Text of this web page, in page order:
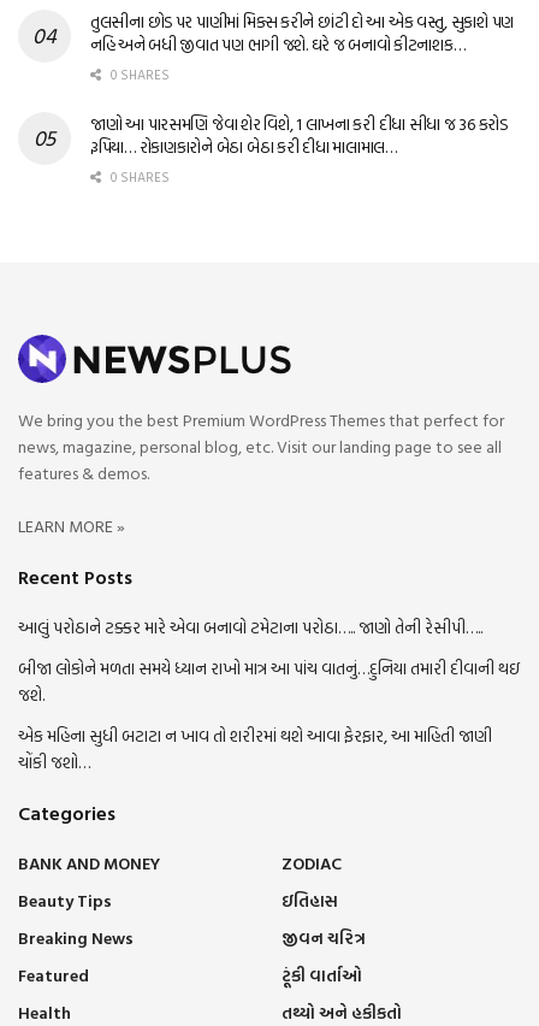
તુલસીના છોડ પર પાણીમાં મિક્સ કરીને છાંટી દો આ એક વસ્તુ, સુકાશે પણ
નહિ અને બધી જીવાત પણ ભાગી જશે. ઘરે જ બનાવો કીટનાશક…
0 SHARES
જાણો આ પારસમણિ જેવા શેર વિશે, 1 લાખના કરી દીધા સીધા જ 36 કરોડ
રૂપિયા… રોકાણકારોને બેઠા બેઠા કરી દીધા માલામાલ…
0 SHARES
We bring you the best Premium WordPress Themes that perfect for
news, magazine, personal blog, etc. Visit our landing page to see all
features & demos.
LEARN MORE »
Recent Posts
આલું પરોઠાને ટક્કર મારે એવા બનાવો ટમેટાના પરોઠા….. જાણો તેની રેસીપી…..
બીજા લોકોને મળતા સમયે ધ્યાન રાખો માત્ર આ પાંચ વાતનું…દુનિયા તમારી દીવાની થઇ
જશે.
એક મહિના સુધી બટાટા ન ખાવ તો શરીરમાં થશે આવા ફેરફાર, આ માહિતી જાણી
ચોંકી જશો…
Categories
BANK AND MONEY
Beauty Tips
Breaking News
Featured
Health
ZODIAC
ઇતિહાસ
જીવન ચરિત્ર
ટૂંકી વાર્તાઓ
તથ્યો અને હકીકતો